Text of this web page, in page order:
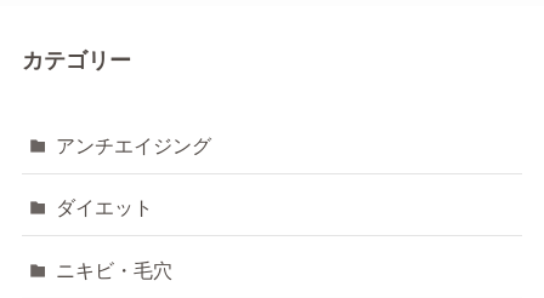
カテゴリー
アンチエイジング
ダイエット
ニキビ・毛穴